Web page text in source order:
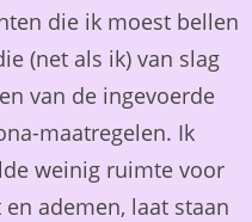
die ik moest bellen
(net als ik) van slag
van de ingevoerde
maatregelen. Ik
weinig ruimte voor
en ademen, laat staan